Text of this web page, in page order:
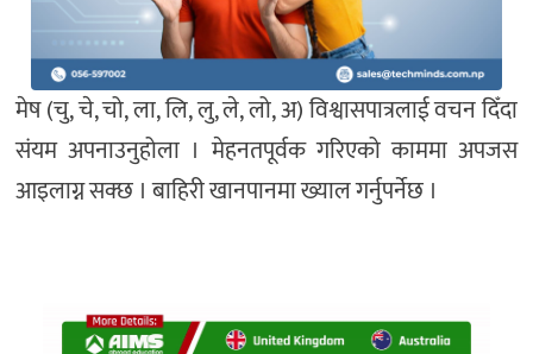
मेष (चु, चे, चो, ला, लि, लु, ले, लो, अ) विश्वासपात्रलाई वचन दिँदा
संयम अपनाउनुहोला । मेहनतपूर्वक गरिएको काममा अपजस
आइलाग्न सक्छ । बाहिरी खानपानमा ख्याल गर्नुपर्नेछ ।